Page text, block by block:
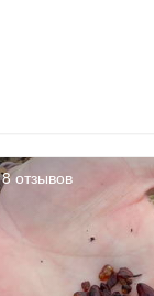
8 отзывов